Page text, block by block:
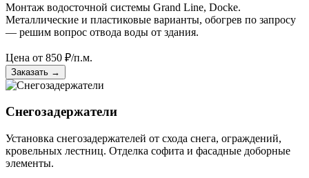
Монтаж водосточной системы Grand Line, Docke.
Металлические и пластиковые варианты, обогрев по запросу
— решим вопрос отвода воды от здания.
Цена от 850 ₽/п.м.
Заказать →
Снегозадержатели
Установка снегозадержателей от схода снега, ограждений,
кровельных лестниц. Отделка софита и фасадные доборные
элементы.